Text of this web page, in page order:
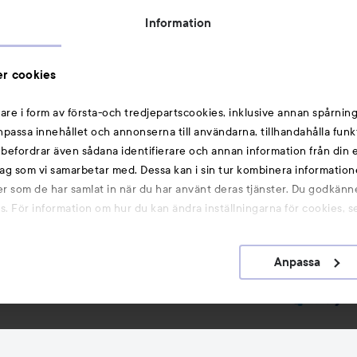
Information
cookies
i form av första-och tredjepartscookies, inklusive annan
innehållet och annonserna till användarna, tillhandahålla
även sådana identifierare och annan information från din
som vi samarbetar med. Dessa kan i sin tur kombinera
som de har samlat in när du har använt deras tjänster. Du
För information om hur du kan ändra inställningarna för cookies,
Anpassa
Michael Edwards Fragrances of the World
Cookie Consent
Partners
Du kanske också gillar
Smink
Hårnålar